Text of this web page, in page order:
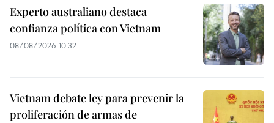
Experto australiano destaca
confianza política con Vietnam
08/08/2026 10:32
Vietnam debate ley para prevenir la
proliferación de armas de